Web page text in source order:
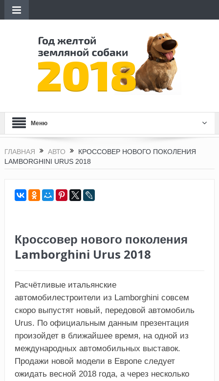
Меню
ГЛАВНАЯ АВТО
КРОССОВЕР НОВОГО ПОКОЛЕНИЯ
LAMBORGHINI URUS 2018
Кроссовер нового поколения
Lamborghini Urus 2018
Расчётливые итальянские
автомобилестроители из Lamborghini совсем
скоро выпустят новый, передовой автомобиль
Urus. По официальным данным презентация
произойдет в ближайшее время, на одной из
международных автомобильных выставок.
Продажи новой модели в Европе следует
ожидать весной 2018 года, а через несколько